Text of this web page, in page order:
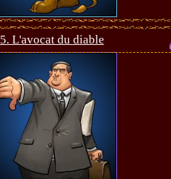
5. L'avocat du diable